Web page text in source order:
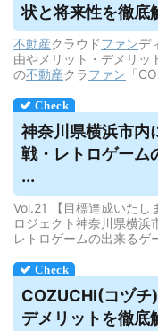
状と将来性を徹底
不動産クラウドファンデ
由やメリット・デメリ
の不動産クラファン 「
神奈川県横浜市内
戦・レトロゲーム
...
Vol.21 【目標達成いたし
ロジェクト神奈川県横浜
レトロゲームの出来るゲ
COZUCHI(コヅチ
デメリットを徹底